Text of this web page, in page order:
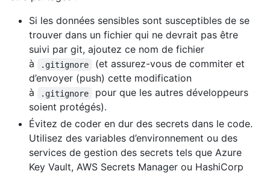
Si les données sensibles sont susceptibles de se
trouver dans un fichier qui ne devrait pas être
suivi par git, ajoutez ce nom de fichier
à
.gitignore
(et assurez-vous de commiter et
d’envoyer (push) cette modification
à
.gitignore
pour que les autres développeurs
soient protégés).
Évitez de coder en dur des secrets dans le code.
Utilisez des variables d’environnement ou des
services de gestion des secrets tels que Azure
Key Vault, AWS Secrets Manager ou HashiCorp